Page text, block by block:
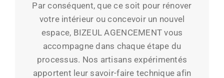
Par conséquent, que ce soit pour rénover
votre intérieur ou concevoir un nouvel
espace, BIZEUL AGENCEMENT vous
accompagne dans chaque étape du
processus. Nos artisans expérimentés
apportent leur savoir-faire technique afin